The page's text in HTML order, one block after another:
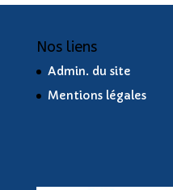
Nos liens
Admin. du site
Mentions légales